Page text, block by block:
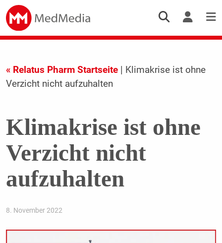
« Relatus Pharm Startseite| Klimakrise ist ohne
Verzicht nicht aufzuhalten
Klimakrise ist ohne
Verzicht nicht
aufzuhalten
8. November 2022